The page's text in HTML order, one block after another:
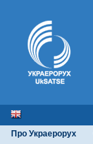
Про Украерорух